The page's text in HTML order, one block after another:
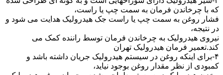
که با چرخاندن فرمان به سمت چپ یا راست،
فشار روغن به سمت چپ یا راست جک هیدرولیک هدایت می شود و
در نتیجه،
نیروی هیدرولیک به چرخاندن فرمان توسط راننده کمک می
کند.تعمیر فرمان هیدرولیک تهران
۴-برای اینکه روغن در سیستم هیدرولیک جریان داشته باشد و
کمبودی از نظر مقدار روغن بوجود نیاید،